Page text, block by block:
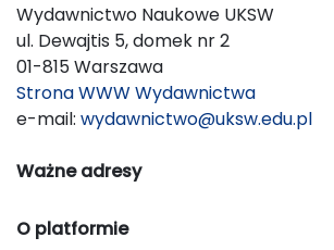
Wydawnictwo Naukowe UKSW
ul. Dewajtis 5, domek nr 2
01-815 Warszawa
Strona WWW Wydawnictwa
e-mail: wydawnictwo@uksw.edu.pl
Ważne adresy
O platformie